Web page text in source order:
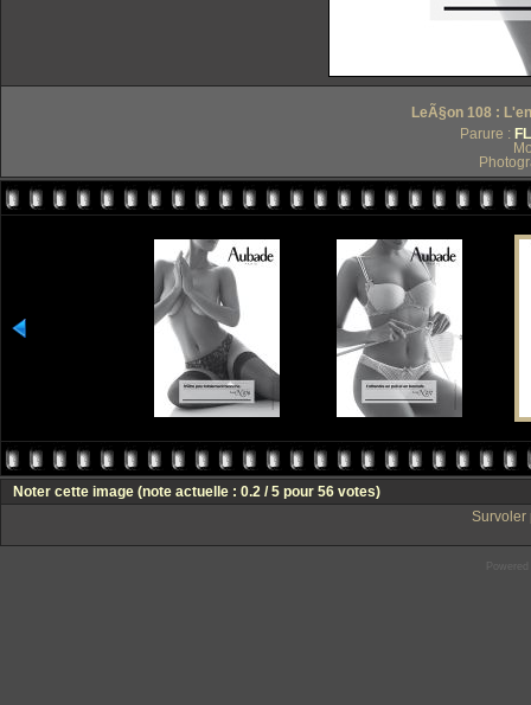
LeÃ§on 108 :
Parure :
Noter cette image (note actuelle : 0.2 / 5 pour 56 votes)
Survoler